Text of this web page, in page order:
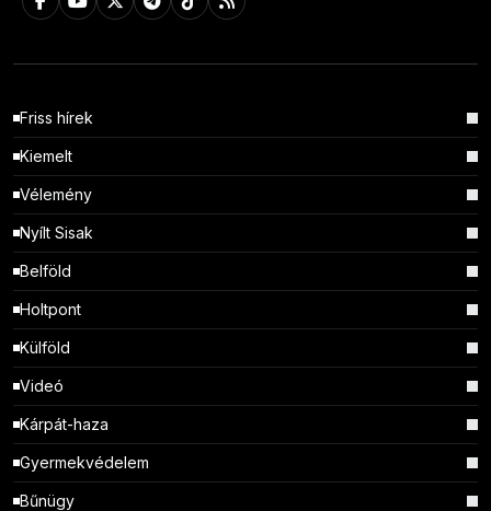
Friss hírek
Kiemelt
Vélemény
Nyílt Sisak
Belföld
Holtpont
Külföld
Videó
Kárpát-haza
Gyermekvédelem
Bűnügy